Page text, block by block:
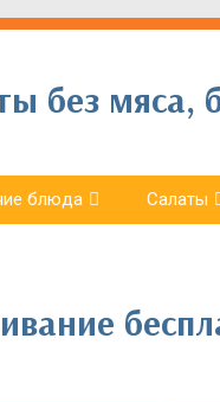
без мяса,
блюда Салаты